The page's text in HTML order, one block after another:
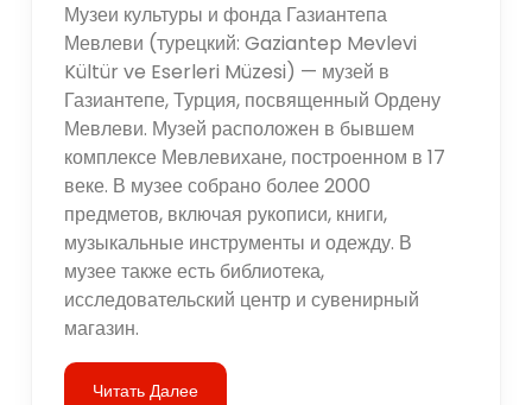
Музеи культуры и фонда Газиантепа
Мевлеви (турецкий: Gaziantep Mevlevi
Kültür ve Eserleri Müzesi) — музей в
Газиантепе, Турция, посвященный Ордену
Мевлеви. Музей расположен в бывшем
комплексе Мевлевихане, построенном в 17
веке. В музее собрано более 2000
предметов, включая рукописи, книги,
музыкальные инструменты и одежду. В
музее также есть библиотека,
исследовательский центр и сувенирный
магазин.
Читать Далее